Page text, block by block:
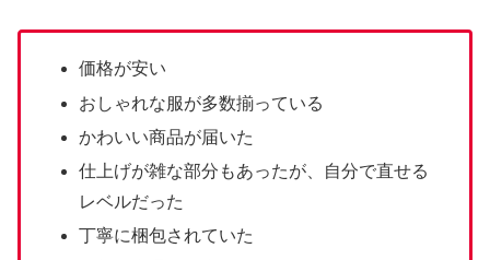
価格が安い
おしゃれな服が多数揃っている
かわいい商品が届いた
仕上げが雑な部分もあったが、自分で直せる
レベルだった
丁寧に梱包されていた